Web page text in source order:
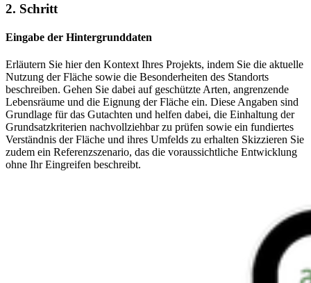
2. Schritt
Eingabe der Hintergrunddaten
Erläutern Sie hier den Kontext Ihres Projekts, indem Sie die aktuelle
Nutzung der Fläche sowie die Besonderheiten des Standorts
beschreiben. Gehen Sie dabei auf geschützte Arten, angrenzende
Lebensräume und die Eignung der Fläche ein. Diese Angaben sind
Grundlage für das Gutachten und helfen dabei, die Einhaltung der
Grundsatzkriterien nachvollziehbar zu prüfen sowie ein fundiertes
Verständnis der Fläche und ihres Umfelds zu erhalten Skizzieren Sie
zudem ein Referenzszenario, das die voraussichtliche Entwicklung
ohne Ihr Eingreifen beschreibt.